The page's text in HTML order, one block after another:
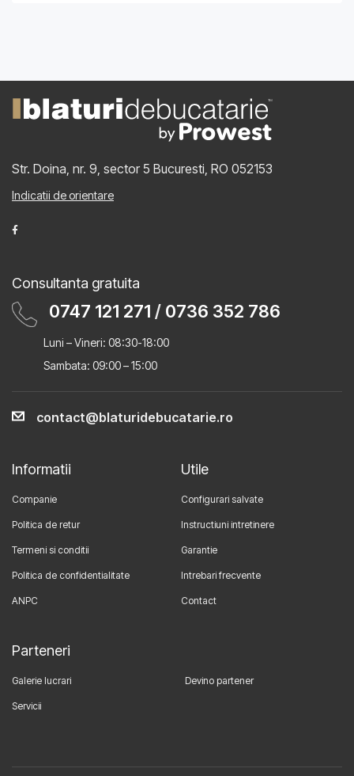
Str. Doina, nr. 9, sector 5 Bucuresti, RO 052153
Indicatii de orientare
Consultanta gratuita
0747 121 271 / 0736 352 786
Luni – Vineri: 08:30-18:00
Sambata: 09:00 – 15:00
contact@blaturidebucatarie.ro
Informatii
Companie
Politica de retur
Termeni si conditii
Politica de confidentialitate
ANPC
Utile
Configurari salvate
Instructiuni intretinere
Garantie
Intrebari frecvente
Contact
Parteneri
Galerie lucrari Devino partener
Servicii